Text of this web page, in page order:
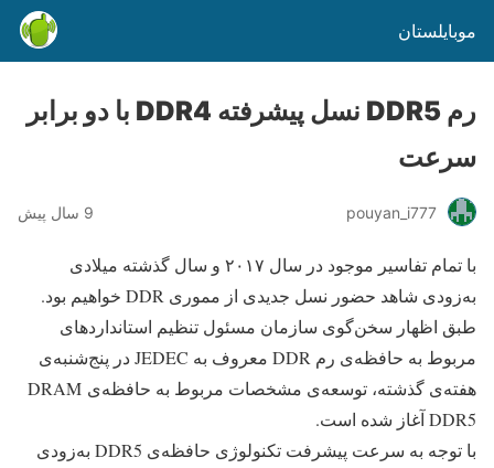
موبایلستان
رم DDR5 نسل پیشرفته DDR4 با دو برابر
سرعت
pouyan_i777 9 سال پیش
با تمام تفاسیر موجود در سال ۲۰۱۷ و سال گذشته میلادی
به‌زودی شاهد حضور نسل جدیدی از مموری DDR خواهیم بود.
طبق اظهار سخن‌گوی سازمان مسئول تنظیم استانداردهای
مربوط به حافظه‌ی رم DDR معروف به JEDEC در پنج‌شنبه‌ی
هفته‌ی گذشته، توسعه‌ی مشخصات مربوط به حافظه‌ی DRAM
DDR5 آغاز شده است.
با توجه به سرعت پیشرفت تکنولوژی حافظه‌ی DDR5 به‌زودی